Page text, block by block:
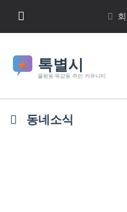
메뉴 버튼
동네소식